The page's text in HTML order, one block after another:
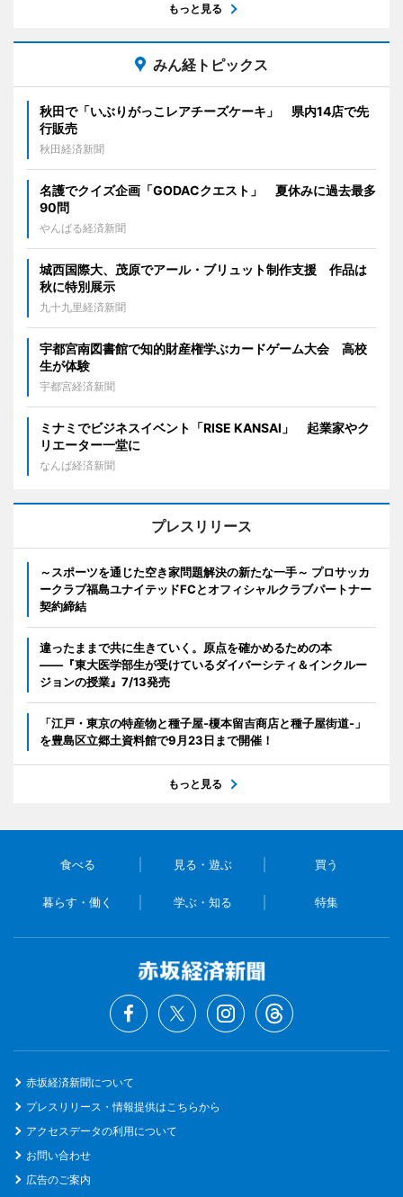
もっと見る
みん経トピックス
秋田で「いぶりがっこレアチーズケーキ」 県内14店で先
行販売
秋田経済新聞
名護でクイズ企画「GODACクエスト」 夏休みに過去最多
90問
やんばる経済新聞
城西国際大、茂原でアール・ブリュット制作支援 作品は
秋に特別展示
九十九里経済新聞
宇都宮南図書館で知的財産権学ぶカードゲーム大会 高校
生が体験
宇都宮経済新聞
ミナミでビジネスイベント「RISE KANSAI」 起業家やク
リエーター一堂に
なんば経済新聞
プレスリリース
～スポーツを通じた空き家問題解決の新たな一手～ プロサッカ
ークラブ福島ユナイテッドFCとオフィシャルクラブパートナー
契約締結
違ったままで共に生きていく。原点を確かめるための本
――『東大医学部生が受けているダイバーシティ＆インクルー
ジョンの授業』7/13発売
「江戸・東京の特産物と種子屋-榎本留吉商店と種子屋街道-」
を豊島区立郷土資料館で9月23日まで開催！
もっと見る
食べる 見る・遊ぶ 買う
暮らす・働く 学ぶ・知る 特集
赤坂経済新聞について
プレスリリース・情報提供はこちらから
アクセスデータの利用について
お問い合わせ
広告のご案内